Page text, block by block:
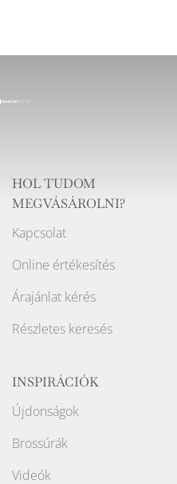
HOL TUDOM
MEGVÁSÁROLNI?
Kapcsolat
Online értékesítés
Árajánlat kérés
Részletes keresés
INSPIRÁCIÓK
Újdonságok
Brossúrák
Videók